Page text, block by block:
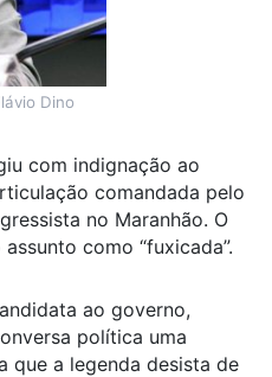
Dino
com indignação ao
comandada pelo
no Maranhão. O
como “fuxicada”.
ao governo,
política uma
que a legenda desista de